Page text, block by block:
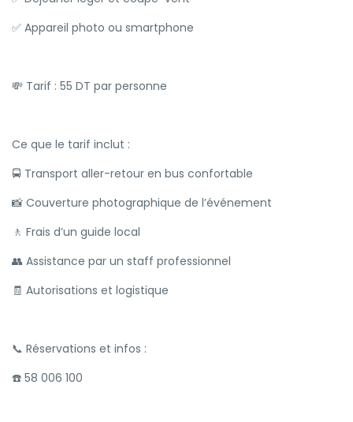
✅ Appareil photo ou smartphone
💸 Tarif : 55 DT par personne
Ce que le tarif inclut :
🚍 Transport aller-retour en bus confortable
📸 Couverture photographique de l’événement
🚶 Frais d’un guide local
👥 Assistance par un staff professionnel
🧾 Autorisations et logistique
📞 Réservations et infos :
☎️ 58 006 100